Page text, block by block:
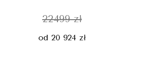
22499 zł
od 20 924 zł